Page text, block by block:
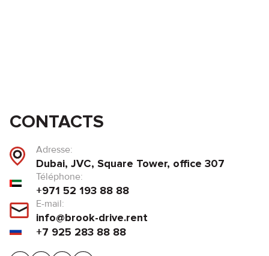
CONTACTS
Adresse:
Dubai, JVC, Square Tower, office 307
Téléphone:
+971 52 193 88 88
E-mail:
info@brook-drive.rent
+7 925 283 88 88